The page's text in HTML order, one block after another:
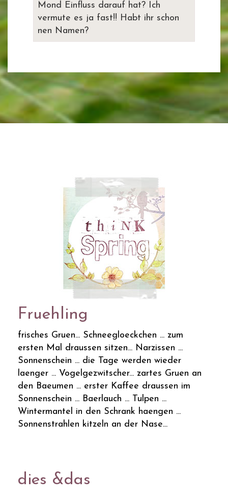
Mond Einfluss darauf hat? Ich
vermute es ja fast!! Habt ihr schon
nen Namen?
Fruehling
frisches Gruen... Schneegloeckchen ... zum
ersten Mal draussen sitzen... Narzissen ...
Sonnenschein ... die Tage werden wieder
laenger ... Vogelgezwitscher... zartes Gruen an
den Baeumen ... erster Kaffee draussen im
Sonnenschein ... Baerlauch ... Tulpen ...
Wintermantel in den Schrank haengen ...
Sonnenstrahlen kitzeln an der Nase...
dies &das